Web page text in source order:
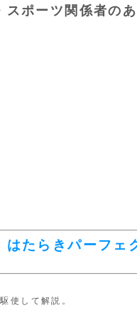
ポーツ関係者の
たらきパーフェ
使して解説。